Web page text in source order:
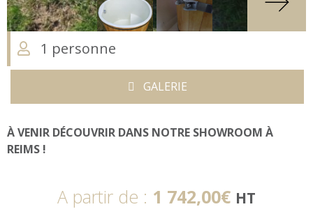
1 personne
GALERIE
À VENIR DÉCOUVRIR DANS NOTRE SHOWROOM À
REIMS !
A partir de : 1 742,00€ HT